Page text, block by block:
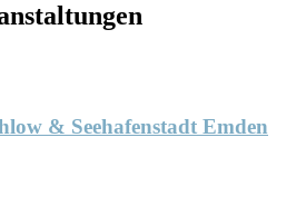
& Seehafenstadt Emden